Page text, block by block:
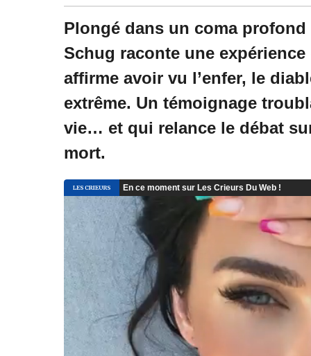
Plongé dans un coma
Schug raconte une
affirme avoir vu l’enfer, le
extrême. Un témoignage
vie… et qui relance le débat
mort.